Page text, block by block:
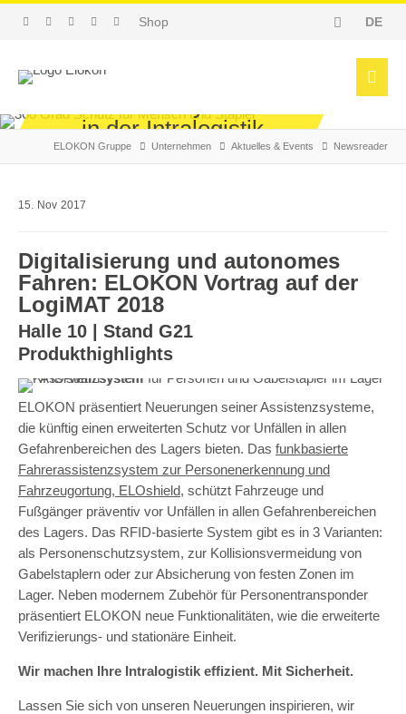
Shop DE
in der Intralogistik.
Vorreiter Automobilindustrie?
ELOKON Gruppe Unternehmen Aktuelles & Events Newsreader
15. Nov 2017
Digitalisierung und autonomes
Fahren: ELOKON Vortrag auf der
LogiMAT 2018
Halle 10 | Stand G21
Produkthighlights
ELOKON präsentiert Neuerungen seiner Assistenzsysteme,
die künftig einen erweiterten Schutz vor Unfällen in allen
Gefahrenbereichen des Lagers bieten. Das funkbasierte
Fahrerassistenzsystem zur Personenerkennung und
Fahrzeugortung, ELOshield, schützt Fahrzeuge und
Fußgänger präventiv vor Unfällen in allen Gefahrenbereichen
des Lagers. Das RFID-basierte System gibt es in 3 Varianten:
als Personenschutzsystem, zur Kollisionsvermeidung von
Gabelstaplern oder zur Absicherung von festen Zonen im
Lager. Neben modernem Zubehör für Personentransponder
präsentiert ELOKON neue Funktionalitäten, wie die erweiterte
Verifizierungs- und stationäre Einheit.
Wir machen Ihre Intralogistik effizient. Mit Sicherheit.
Lassen Sie sich von unseren Neuerungen inspirieren, wir